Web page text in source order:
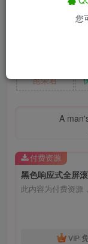
昆荣君
A
黑色响应式全屏
此内容为付费资源
VIP
付费资源
您